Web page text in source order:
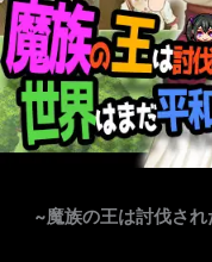
~魔族の王は討伐さ